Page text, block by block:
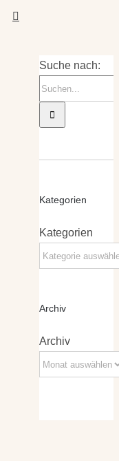
Suche nach:
Kategorien
Kategorien
Archiv
Archiv